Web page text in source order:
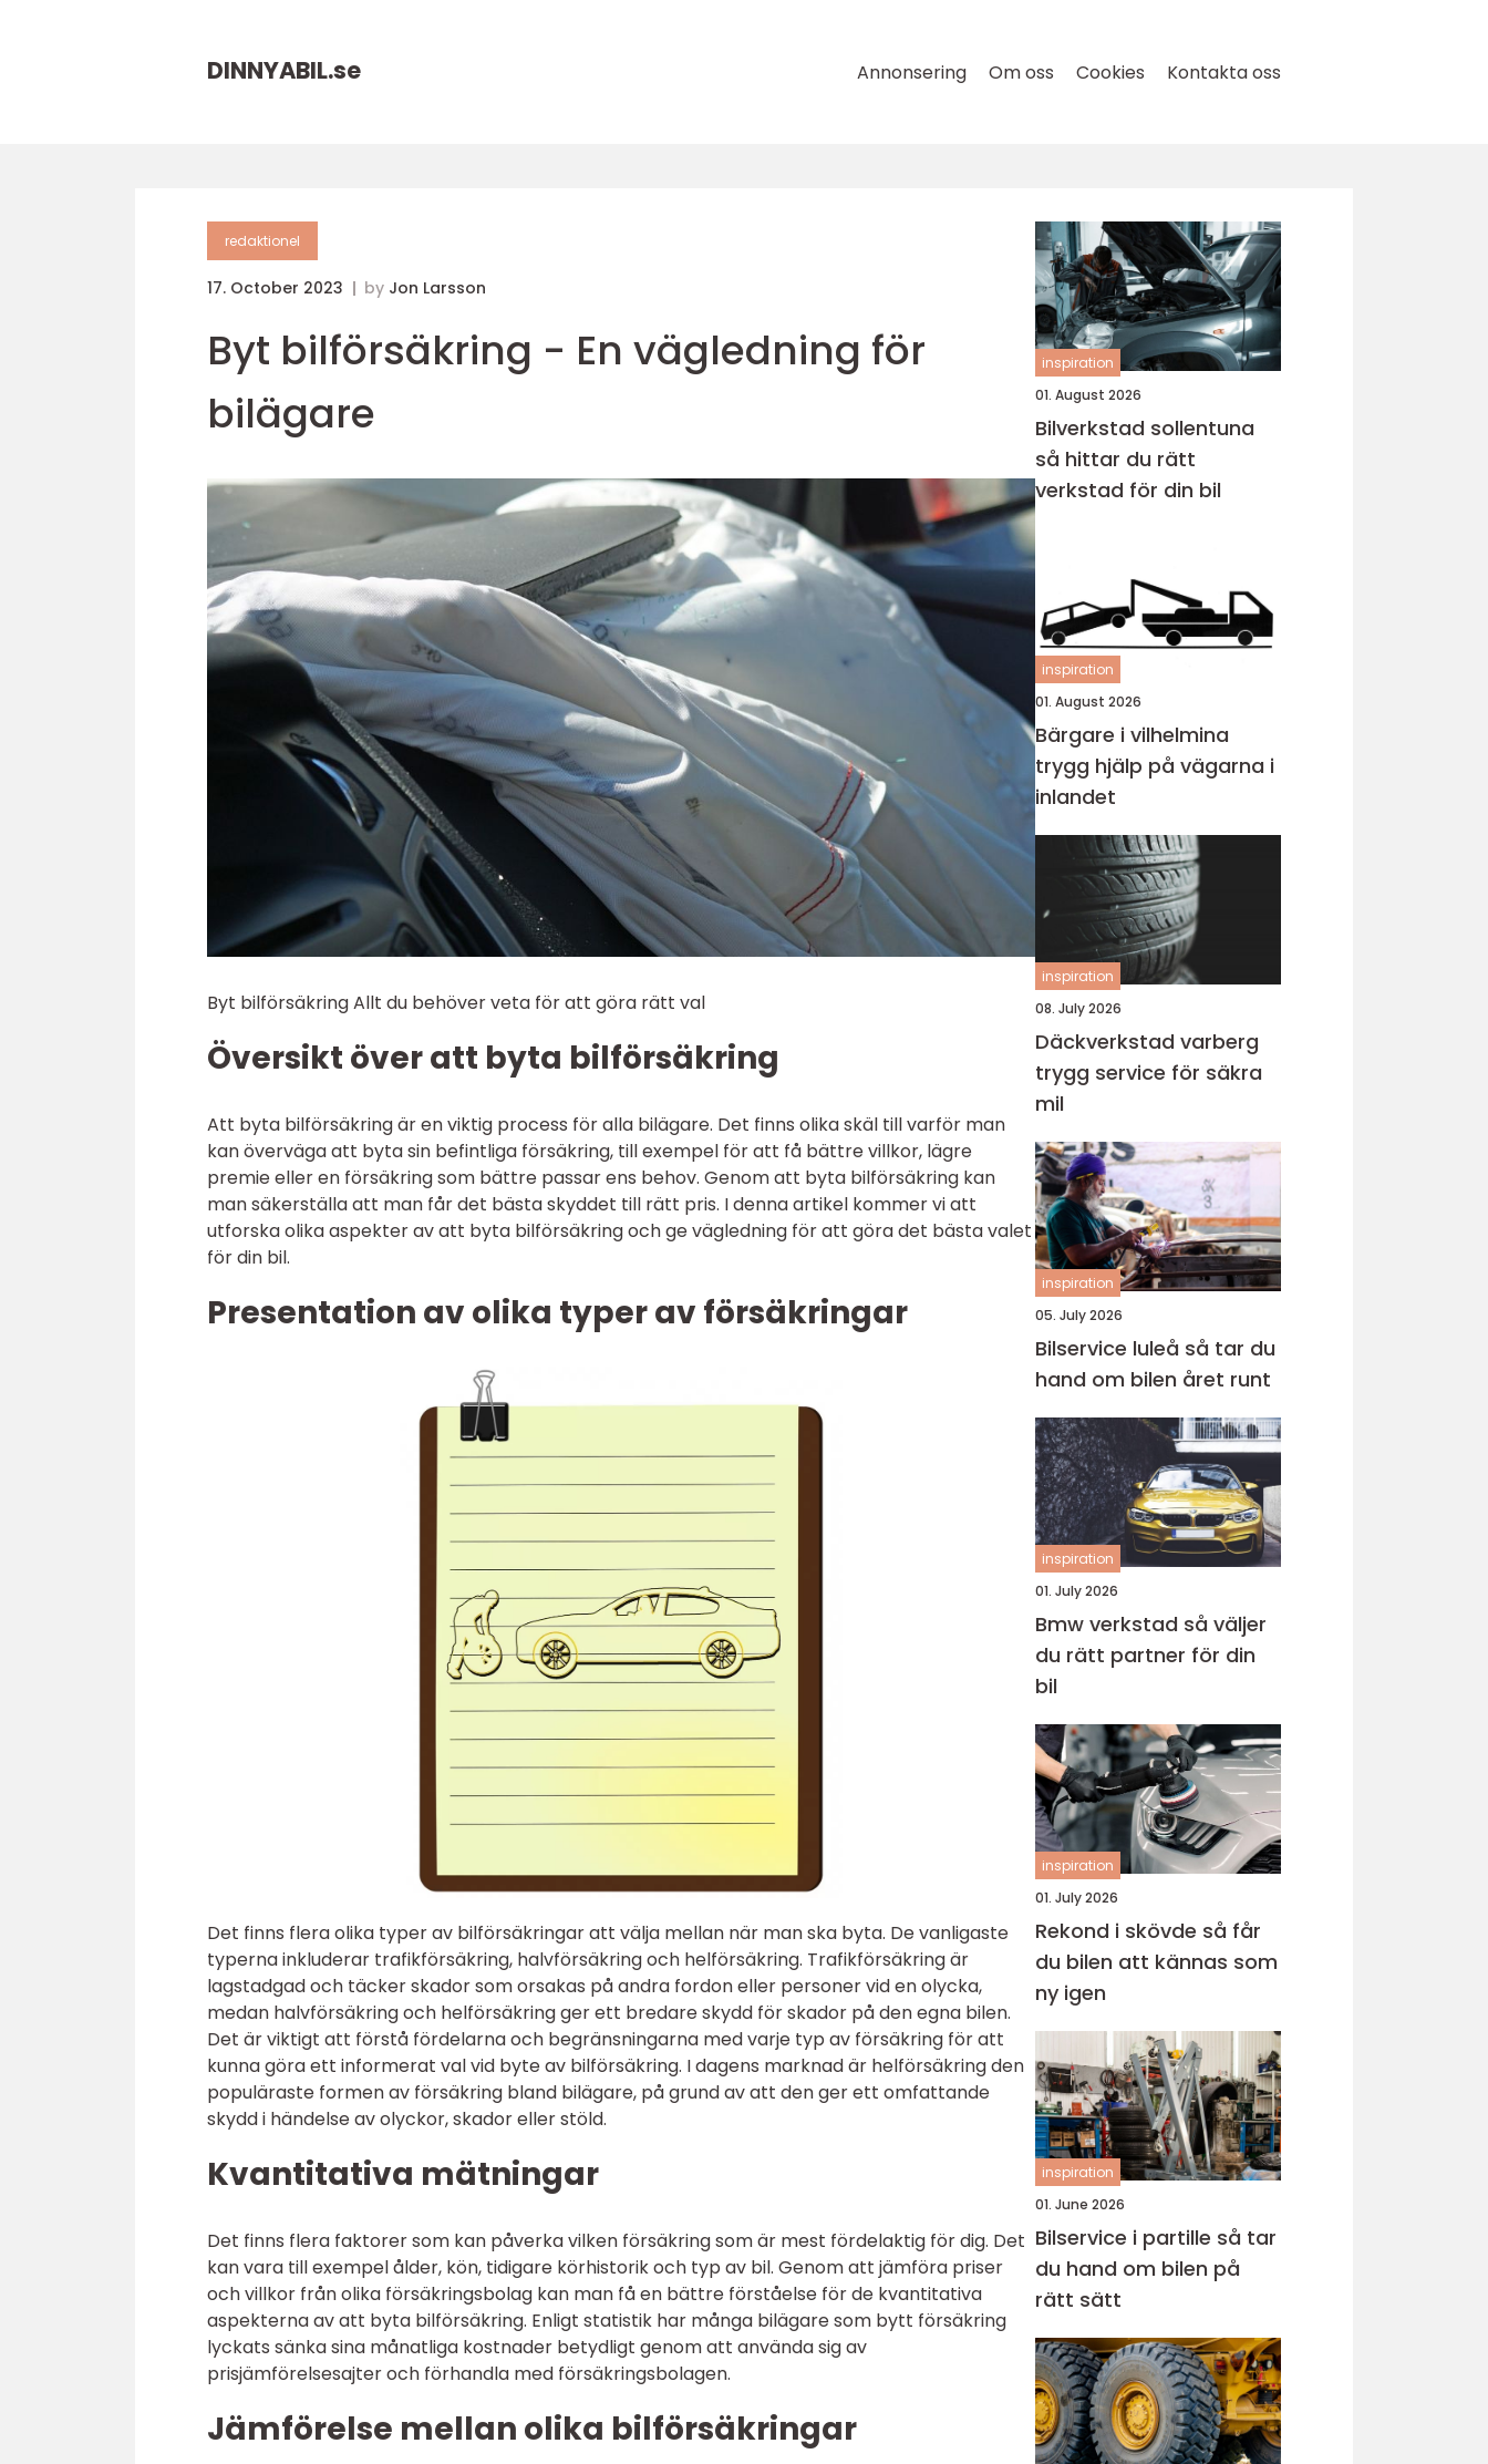
DINNYABIL.se Annonsering Om oss Cookies Kontakta oss
redaktionel
17. October 2023 by Jon Larsson
Byt bilförsäkring - En vägledning för
bilägare
Byt bilförsäkring Allt du behöver veta för att göra rätt val
Översikt över att byta bilförsäkring
Att byta bilförsäkring är en viktig process för alla bilägare. Det finns olika skäl till varför man
kan överväga att byta sin befintliga försäkring, till exempel för att få bättre villkor, lägre
premie eller en försäkring som bättre passar ens behov. Genom att byta bilförsäkring kan
man säkerställa att man får det bästa skyddet till rätt pris. I denna artikel kommer vi att
utforska olika aspekter av att byta bilförsäkring och ge vägledning för att göra det bästa valet
för din bil.
Presentation av olika typer av försäkringar
Det finns flera olika typer av bilförsäkringar att välja mellan när man ska byta. De vanligaste
typerna inkluderar trafikförsäkring, halvförsäkring och helförsäkring. Trafikförsäkring är
lagstadgad och täcker skador som orsakas på andra fordon eller personer vid en olycka,
medan halvförsäkring och helförsäkring ger ett bredare skydd för skador på den egna bilen.
Det är viktigt att förstå fördelarna och begränsningarna med varje typ av försäkring för att
kunna göra ett informerat val vid byte av bilförsäkring. I dagens marknad är helförsäkring den
populäraste formen av försäkring bland bilägare, på grund av att den ger ett omfattande
skydd i händelse av olyckor, skador eller stöld.
Kvantitativa mätningar
Det finns flera faktorer som kan påverka vilken försäkring som är mest fördelaktig för dig. Det
kan vara till exempel ålder, kön, tidigare körhistorik och typ av bil. Genom att jämföra priser
och villkor från olika försäkringsbolag kan man få en bättre förståelse för de kvantitativa
aspekterna av att byta bilförsäkring. Enligt statistik har många bilägare som bytt försäkring
lyckats sänka sina månatliga kostnader betydligt genom att använda sig av
prisjämförelsesajter och förhandla med försäkringsbolagen.
Jämförelse mellan olika bilförsäkringar
inspiration
01. August 2026
Bilverkstad sollentuna
så hittar du rätt
verkstad för din bil
inspiration
01. August 2026
Bärgare i vilhelmina
trygg hjälp på vägarna i
inlandet
inspiration
08. July 2026
Däckverkstad varberg
trygg service för säkra
mil
inspiration
05. July 2026
Bilservice luleå så tar du
hand om bilen året runt
inspiration
01. July 2026
Bmw verkstad så väljer
du rätt partner för din
bil
inspiration
01. July 2026
Rekond i skövde så får
du bilen att kännas som
ny igen
inspiration
01. June 2026
Bilservice i partille så tar
du hand om bilen på
rätt sätt